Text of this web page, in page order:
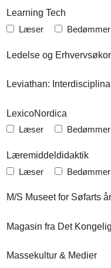
Learning Tech
Læser Bedømmer
Ledelse og
Leviathan:
LexicoNordica
Læser Bedømmer
Læremiddeldidaktik
Læser Bedømmer
M/S Museet for Søfarts
Magasin fra Det
Massekultur & Medier